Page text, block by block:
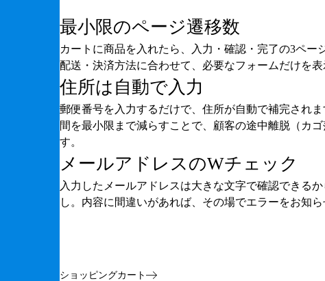
最小限のページ遷移数
カートに商品を入れたら、入力・確認・完了の3ペー
配送・決済方法に合わせて、必要なフォームだけを表
住所は自動で入力
郵便番号を入力するだけで、住所が自動で補完され
間を最小限まで減らすことで、顧客の途中離脱（カ
す。
メールアドレスのWチェック
入力したメールアドレスは大きな文字で確認できる
し。内容に間違いがあれば、その場でエラーをお知ら
ショッピングカート